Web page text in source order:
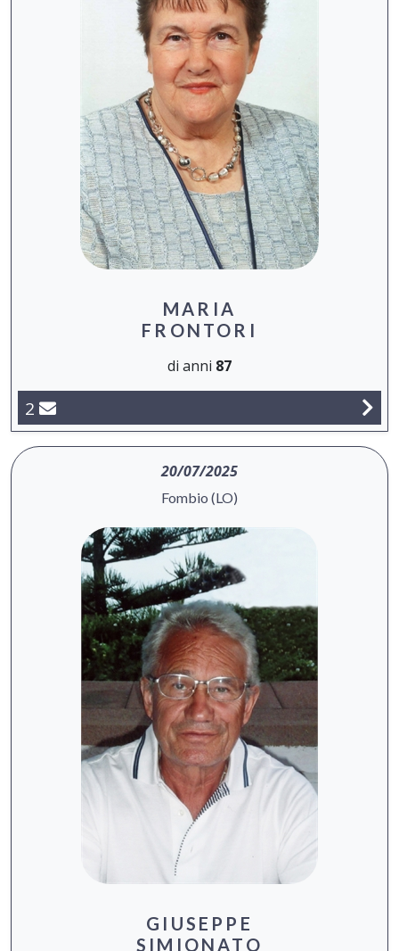
MARIA
FRONTORI
di anni 87
2
20/07/2025
Fombio (LO)
GIUSEPPE
SIMIONATO